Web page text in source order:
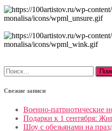
Найти:
Свежие записи
Военно-патриотические
Подарки к 1 сентября:
Шоу с обезьянами на